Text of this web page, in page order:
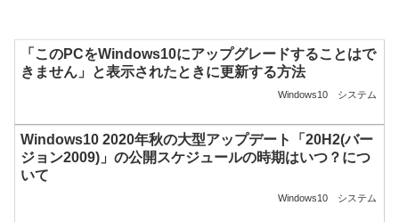
「このPCをWindows10にアップグレードすることはで
きません」と表示されたときに更新する方法
Windows10 システム
Windows10 2020年秋の大型アップデート「20H2(バー
ジョン2009)」の公開スケジュールの時期はいつ？につ
いて
Windows10 システム